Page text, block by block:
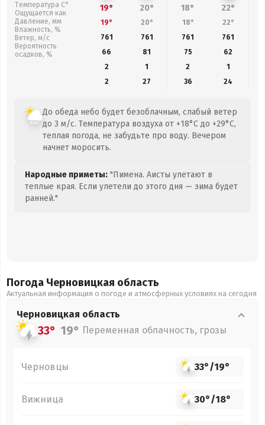
Температура С°
Ощущается как
Давление, мм
Влажность, %
Ветер, м/с
Вероятность
осадков, %
19° 20° 18° 22°
19° 20° 18° 22°
761
761 761 761
66
81 75 62
2
1 2
1
2
27 36 24
До обеда небо будет безоблачным, слабый ветер
до 3 м/с. Температура воздуха от +18°C до +29°C,
теплая погода, не забудьте про воду. Вечером
начнет моросить.
Народные приметы: "Пимена. Аисты улетают в
теплые края. Если улетели до этого дня — зима будет
ранней."
Погода Черновицкая область
Актуальная информация о погоде и атмосферных условиях на сегодня
Черновицкая область
33° 19° Переменная облачность, грозы
Черновцы 33°/19°
Вижница 30°/18°